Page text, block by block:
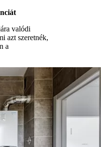
valódi
azt szeretnék,
a